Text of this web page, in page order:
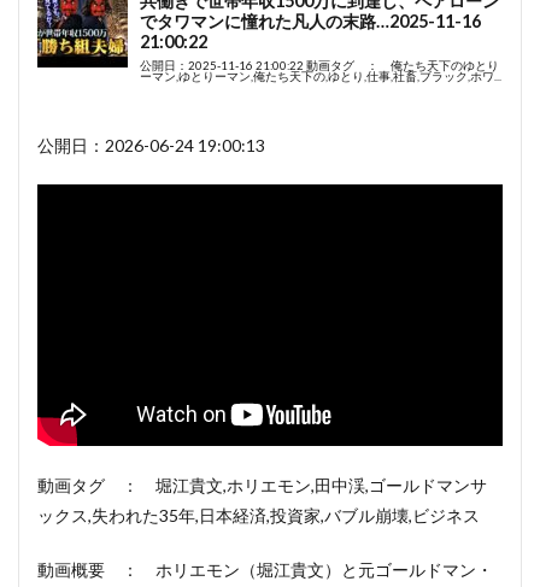
公開日：2026-06-24 19:00:13
動画タグ ： 堀江貴文,ホリエモン,田中渓,ゴールドマンサ
ックス,失われた35年,日本経済,投資家,バブル崩壊,ビジネス
動画概要 ： ホリエモン（堀江貴文）と元ゴールドマン・